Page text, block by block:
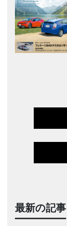
最新の記事